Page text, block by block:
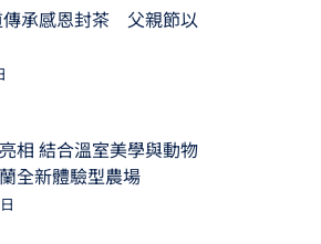
傳承感恩封茶 父親節以
相 結合溫室美學與動物
全新體驗型農場